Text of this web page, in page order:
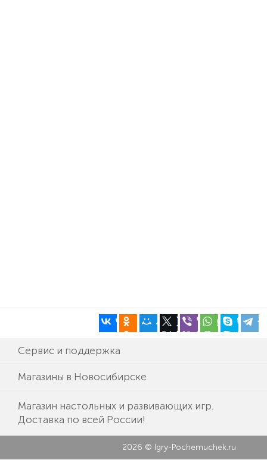
Сервис и поддержка
Магазины в Новосибирске
Магазин настольных и развивающих игр.
Доставка по всей России!
2026 © Igry-Pochemuchek.ru